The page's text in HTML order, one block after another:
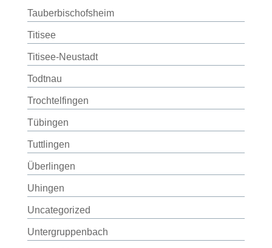
Tauberbischofsheim
Titisee
Titisee-Neustadt
Todtnau
Trochtelfingen
Tübingen
Tuttlingen
Überlingen
Uhingen
Uncategorized
Untergruppenbach